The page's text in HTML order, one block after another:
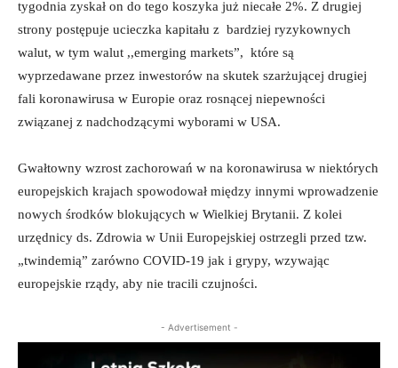
tygodnia zyskał on do tego koszyka już niecałe 2%. Z drugiej
strony postępuje ucieczka kapitału z bardziej ryzykownych
walut, w tym walut ,,emerging markets”, które są
wyprzedawane przez inwestorów na skutek szarżującej drugiej
fali koronawirusa w Europie oraz rosnącej niepewności
związanej z nadchodzącymi wyborami w USA.
Gwałtowny wzrost zachorowań w na koronawirusa w niektórych
europejskich krajach spowodował między innymi wprowadzenie
nowych środków blokujących w Wielkiej Brytanii. Z kolei
urzędnicy ds. Zdrowia w Unii Europejskiej ostrzegli przed tzw.
„twindemią” zarówno COVID-19 jak i grypy, wzywając
europejskie rządy, aby nie tracili czujności.
- Advertisement -